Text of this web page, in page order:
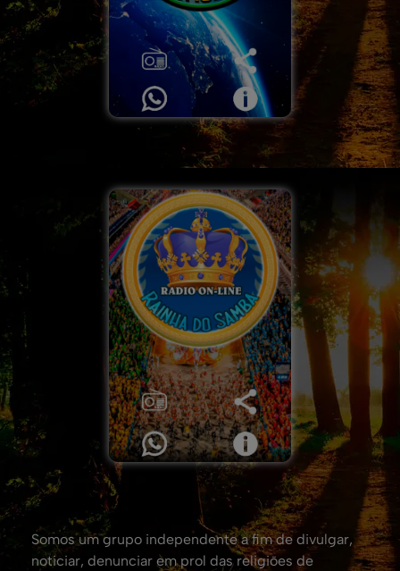
Somos um grupo independente a fim de divulgar,
noticiar, denunciar em prol das religiões de